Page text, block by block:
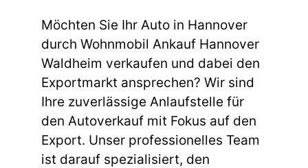
Möchten Sie Ihr Auto in Hannover
durch Wohnmobil Ankauf Hannover
Waldheim verkaufen und dabei den
Exportmarkt ansprechen? Wir sind
Ihre zuverlässige Anlaufstelle für
den Autoverkauf mit Fokus auf den
Export. Unser professionelles Team
ist darauf spezialisiert, den